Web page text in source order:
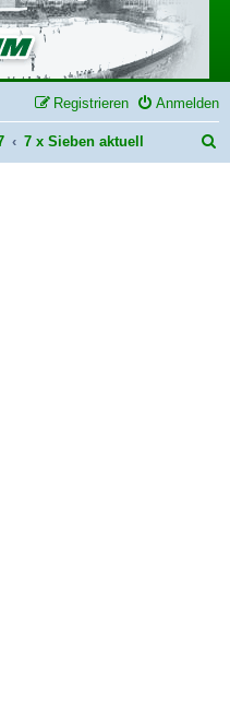
Anmelden
Registrieren
7 x Sieben aktuell